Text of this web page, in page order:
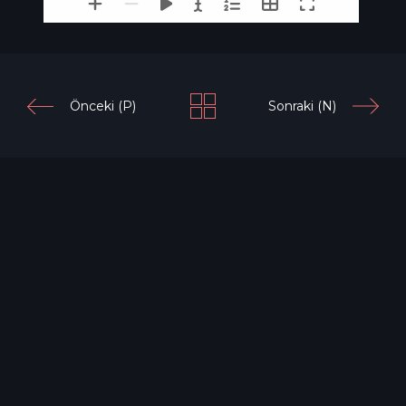
Önceki (P) Sonraki (N)